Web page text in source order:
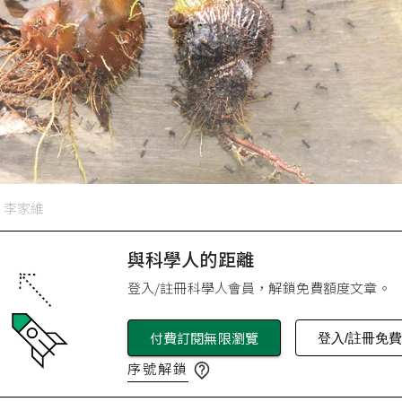
家維
與科學人的距離
登入/註冊科學人會員，解鎖免費額度文章。
付費訂閱無限瀏覽 登入/註冊免
序號解鎖